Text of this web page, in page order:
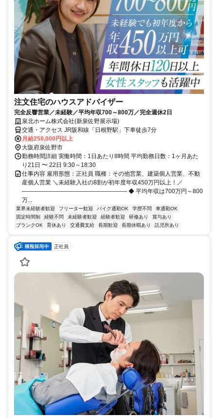
注文住宅のハウスアドバイザー
完全反響営業／未経験／平均年収700～800万／完全週休2日
泉北ホーム株式会社(新泉佐野展示場)
交通・アクセス JR阪和線「日根野駅」下車徒歩7分
月給250,000円以上
大阪府泉佐野市
勤務時間詳細 実働時間：1日あたり8時間 平均勤務日数：1ヶ月あた
り21日 〜 22日 9:30～18:30
仕事内容 雇用形態：正社員 職種：その他営業、建築個人営業、不動
産個人営業 ＼未経験入社の8割が初年度年収450万円以上！／
―――――――――――――――――― ◆ 平均年収は700万円～800
万...
業界未経験者歓迎 フリーター歓迎 バイク通勤OK 学歴不問
車通勤OK
固定時間制
経験不問 未経験者歓迎 経験者歓迎 研修あり
賞与あり
ブランクOK
育休あり 交通費支給 長期歓迎 長期休暇あり 託児所あり
正社員